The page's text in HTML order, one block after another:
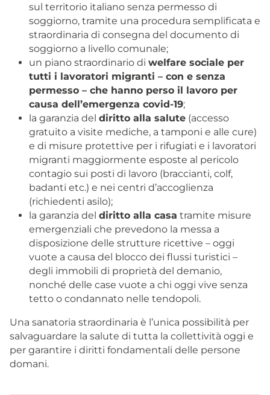
sul territorio italiano senza permesso di
soggiorno, tramite una procedura semplificata e
straordinaria di consegna del documento di
soggiorno a livello comunale;
un piano straordinario di welfare sociale per
tutti i lavoratori migranti – con e senza
permesso – che hanno perso il lavoro per
causa dell’emergenza covid-19;
la garanzia del diritto alla salute (accesso
gratuito a visite mediche, a tamponi e alle cure)
e di misure protettive per i rifugiati e i lavoratori
migranti maggiormente esposte al pericolo
contagio sui posti di lavoro (braccianti, colf,
badanti etc.) e nei centri d’accoglienza
(richiedenti asilo);
la garanzia del diritto alla casa tramite misure
emergenziali che prevedono la messa a
disposizione delle strutture ricettive – oggi
vuote a causa del blocco dei flussi turistici –
degli immobili di proprietà del demanio,
nonché delle case vuote a chi oggi vive senza
tetto o condannato nelle tendopoli.
Una sanatoria straordinaria è l’unica possibilità per
salvaguardare la salute di tutta la collettività oggi e
per garantire i diritti fondamentali delle persone
domani.